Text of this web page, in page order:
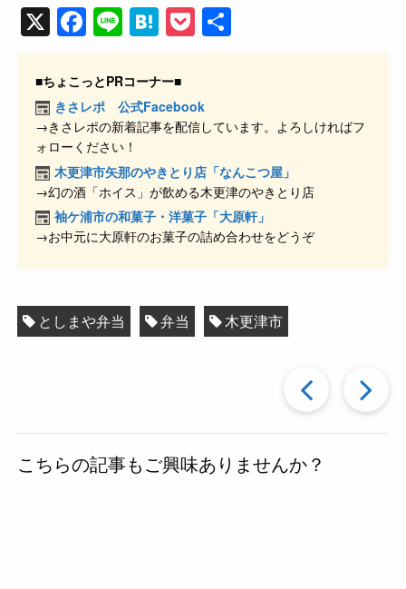
X F
a
c
e
b
o
o
k
Li
n
e
H
at
e
n
a
P
o
et
有
■ちょこっとPRコーナー■
きさレポ 公式Facebook
→きさレポの新着記事を配信しています。よろしければフ
ォローください！
木更津市矢那のやきとり店「なんこつ屋」
→幻の酒「ホイス」が飲める木更津のやきとり店
袖ケ浦市の和菓子・洋菓子「大原軒」
→お中元に大原軒のお菓子の詰め合わせをどうぞ
としまや弁当 弁当 木更津市
過
去
こちらの記事もご興味ありませんか？